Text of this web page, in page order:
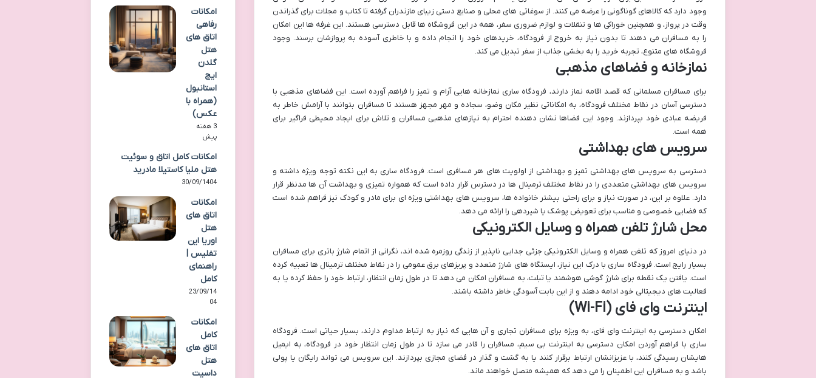
وجود دارد که کالاهای گوناگونی را عرضه می کنند. از سوغاتی های محلی و صنایع دستی زیبای مازندران گرفته تا کتاب و مجلات برای گذراندن
وقت در پرواز، و همچنین خوراکی ها و تنقلات و لوازم ضروری سفر، همه در این فروشگاه ها قابل دسترسی هستند. این غرفه ها این امکان
را به مسافران می دهند تا بدون نیاز به خروج از فرودگاه، خریدهای خود را انجام داده و با خاطری آسوده به پروازشان برسند. وجود
فروشگاه های متنوع، تجربه خرید را به بخشی جذاب از سفر تبدیل می کند.
نمازخانه و فضاهای مذهبی
برای مسافران مسلمانی که قصد اقامه نماز دارند، فرودگاه ساری نمازخانه هایی آرام و تمیز را فراهم آورده است. این فضاهای مذهبی با
دسترسی آسان در نقاط مختلف فرودگاه، به امکاناتی نظیر مکان وضو، سجاده و مهر مجهز هستند تا مسافران بتوانند با آرامش خاطر به
فریضه عبادی خود بپردازند. وجود این فضاها نشان دهنده احترام به نیازهای مذهبی مسافران و تلاش برای ایجاد محیطی فراگیر برای
همه است.
سرویس های بهداشتی
دسترسی به سرویس های بهداشتی تمیز و بهداشتی از اولویت های هر مسافری است. فرودگاه ساری به این نکته توجه ویژه داشته و
سرویس های بهداشتی متعددی را در نقاط مختلف ترمینال ها در دسترس قرار داده است که همواره تمیزی و بهداشت آن ها مدنظر قرار
دارد. علاوه بر این، در صورت نیاز و برای راحتی بیشتر خانواده ها، سرویس های بهداشتی ویژه ای برای مادر و کودک نیز فراهم شده است
که فضایی خصوصی و مناسب برای تعویض پوشک یا شیردهی را ارائه می دهد.
محل شارژ تلفن همراه و وسایل الکترونیکی
در دنیای امروز که تلفن همراه و وسایل الکترونیکی جزئی جدایی ناپذیر از زندگی روزمره شده اند، نگرانی از اتمام شارژ باتری برای مسافران
بسیار رایج است. فرودگاه ساری با درک این نیاز، ایستگاه های شارژ متعدد و پریزهای برق عمومی را در نقاط مختلف ترمینال ها تعبیه کرده
است. یافتن یک نقطه برای شارژ گوشی هوشمند یا تبلت، به مسافران امکان می دهد تا در طول زمان انتظار، ارتباط خود را حفظ کرده یا به
فعالیت های دیجیتالی خود ادامه دهند و از این بابت آسودگی خاطر داشته باشند.
اینترنت وای فای (Wi-Fi)
امکان دسترسی به اینترنت وای فای، به ویژه برای مسافران تجاری و آن هایی که نیاز به ارتباط مداوم دارند، بسیار حیاتی است. فرودگاه
ساری با فراهم آوردن امکان دسترسی به اینترنت بی سیم، مسافران را قادر می سازد تا در طول زمان انتظار خود در فرودگاه، به ایمیل
هایشان رسیدگی کنند، با عزیزانشان ارتباط برقرار کنند یا به گشت و گذار در فضای مجازی بپردازند. این سرویس می تواند رایگان یا پولی
باشد و به مسافران این اطمینان را می دهد که همیشه متصل خواهند ماند.
امکانات
رفاهی
اتاق های
هتل
گلدن
ایج
استانبول
(همراه با
عکس)
3 هفته
پیش
امکانات کامل اتاق و سوئیت
هتل ملیا کاستیلا مادرید
30/09/1404
امکانات
اتاق های
هتل
اوریا این
تفلیس |
راهنمای
کامل
23/09/14
04
امکانات
کامل
اتاق های
هتل
داسیت